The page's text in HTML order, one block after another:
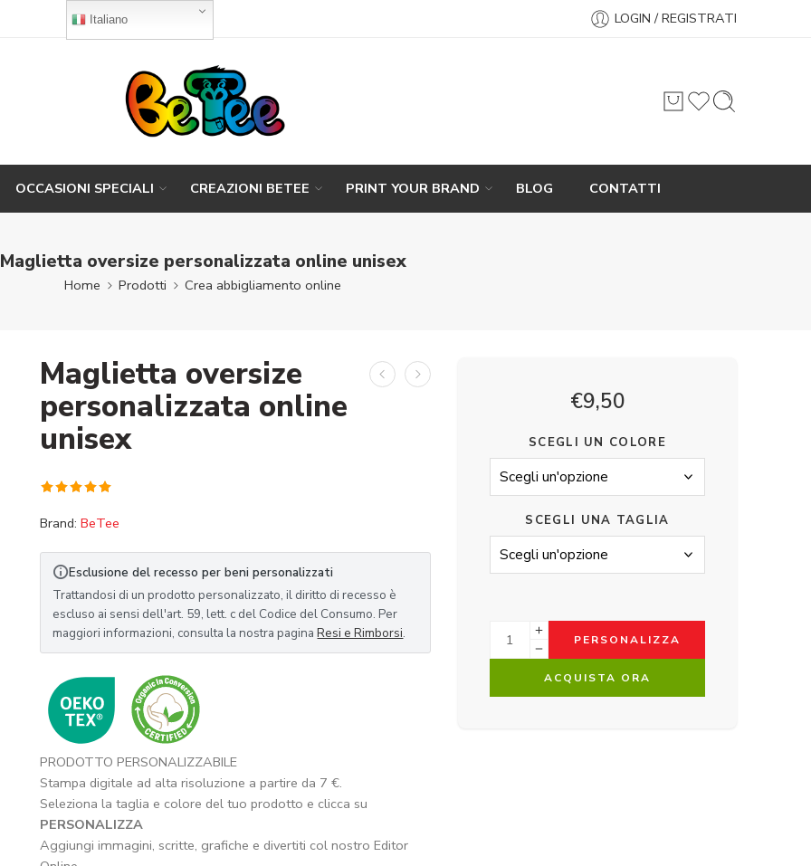
Italiano LOGIN / REGISTRATI
OCCASIONI SPECIALI CREAZIONI BETEE PRINT YOUR BRAND BLOG CONTATTI
Maglietta oversize personalizzata online unisex
Home Prodotti Crea abbigliamento online
Maglietta oversize
personalizzata online
unisex
5.00su 5
su base di
recensioni
Brand: BeTee
Esclusione del recesso per beni personalizzati
Trattandosi di un prodotto personalizzato, il diritto di recesso è
escluso ai sensi dell'art. 59, lett. c del Codice del Consumo. Per
maggiori informazioni, consulta la nostra paginaResi e Rimborsi.
PRODOTTO PERSONALIZZABILE
Stampa digitale ad alta risoluzione a partire da 7 €.
Seleziona la taglia e colore del tuo prodotto e clicca su
PERSONALIZZA
Aggiungi immagini, scritte, grafiche e divertiti col nostro Editor
€9,50
SCEGLI UN COLORE
SCEGLI UNA TAGLIA
PERSONALIZZA
ACQUISTA ORA